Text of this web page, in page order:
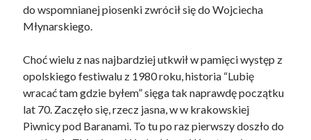
do wspomnianej piosenki zwrócił się do Wojciecha
Młynarskiego.
Choć wielu z nas najbardziej utkwił w pamięci występ z
opolskiego festiwalu z 1980 roku, historia “Lubię
wracać tam gdzie byłem” sięga tak naprawdę początku
lat 70. Zaczęło się, rzecz jasna, w w krakowskiej
Piwnicy pod Baranami. To tu po raz pierwszy doszło do